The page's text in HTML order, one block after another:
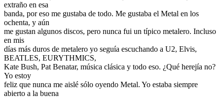
extraño en esa
banda, por eso me gustaba de todo. Me gustaba el Metal en los
ochenta, y aún
me gustan algunos discos, pero nunca fui un típico metalero. Incluso
en mis
días más duros de metalero yo seguía escuchando a U2, Elvis,
BEATLES, EURYTHMICS,
Kate Bush, Pat Benatar, música clásica y todo eso. ¿Qué herejía no?
Yo estoy
feliz que nunca me aislé sólo oyendo Metal. Yo estaba siempre
abierto a la buena